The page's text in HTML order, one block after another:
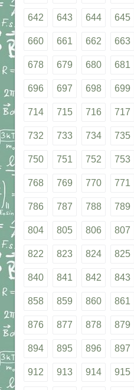
642 643 644 645
660 661 662 663
678 679 680 681
696 697 698 699
714 715 716 717
732 733 734 735
750 751 752 753
768 769 770 771
786 787 788 789
804 805 806 807
822 823 824 825
840 841 842 843
858 859 860 861
876 877 878 879
894 895 896 897
912 913 914 915